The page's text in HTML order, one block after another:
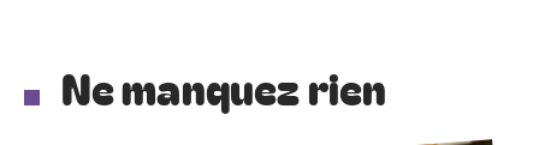
Ne manquez rien